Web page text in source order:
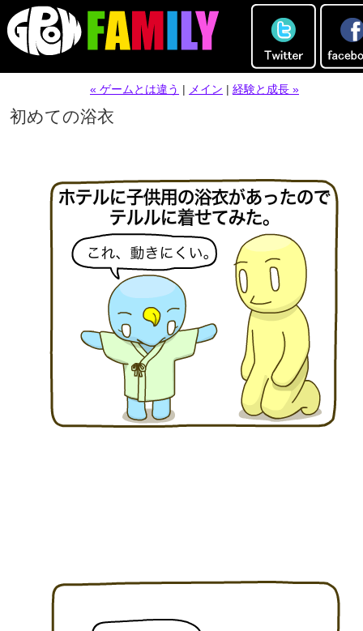
« ゲームとは違う | メイン | 経験と成長 »
初めての浴衣